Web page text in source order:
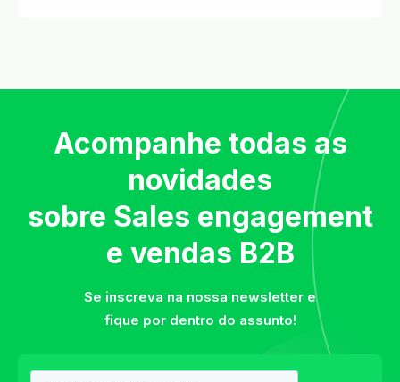
Acompanhe todas as
novidades
sobre Sales engagement
e vendas B2B
Se inscreva na nossa newsletter e
fique por dentro do assunto!